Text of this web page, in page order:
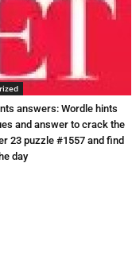
answers: Wordle hints
and answer to crack the
23 puzzle #1557 and find
day